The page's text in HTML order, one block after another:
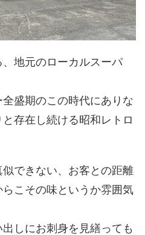
地元のローカルスーパ
盛期のこの時代にありな
存在し続ける昭和レトロ
できない、お客との距離
こその味というか雰囲気
しにお刺身を見繕っても